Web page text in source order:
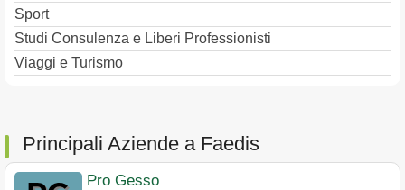
Sport
Studi Consulenza e Liberi Professionisti
Viaggi e Turismo
Principali Aziende a Faedis
Pro Gesso